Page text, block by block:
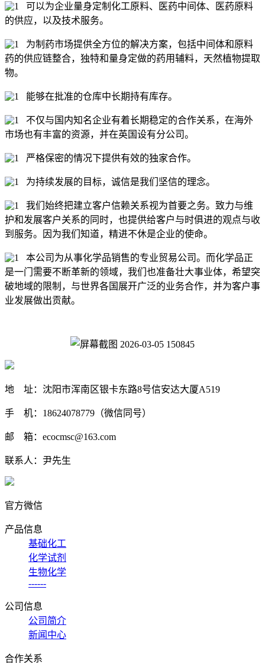
可以为企业量身定制化工原料、医药中间体、医药原料
的供应，以及技术服务。
为制药市场提供全方位的解决方案，包括中间体和原料
药的供应链整合，独特和量身定做的药用辅料，天然植物提取
物。
能够在批准的仓库中长期持有库存。
不仅与国内知名企业有着长期稳定的合作关系，在海外
市场也有丰富的资源，并在英国设有分公司。
严格保密的情况下提供有效的独家合作。
为持续发展的目标，诚信是我们坚信的理念。
我们始终把建立客户信赖关系视为首要之务。致力与维
护和发展客户关系的同时，也提供给客户与时俱进的观点与收
到服务。因为我们知道，精进不休是企业的使命。
本公司为从事化学品销售的专业贸易公司。而化学品正
是一门需要不断革新的领域，我们也准备壮大事业体，希望突
破地域的限制，与世界各国展开广泛的业务合作，并为客户事
业发展做出贡献。
地 址：沈阳市浑南区银卡东路8号信安达大厦A519
手 机：18624078779（微信同号）
邮 箱：ecocmsc@163.com
联系人：尹先生
官方微信
产品信息
基础化工
化学试剂
生物化学
------
公司信息
公司简介
新闻中心
合作关系